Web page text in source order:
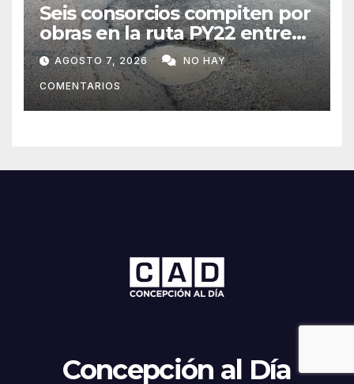
Seis consorcios compiten por
obras en la ruta PY22 entre
Concepción y Vallemí
AGOSTO 7, 2026 NO HAY
COMENTARIOS
Concepción al Día